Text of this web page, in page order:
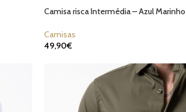
Camisa risca Intermédia – Azul Marinho
Camisas
49,90€